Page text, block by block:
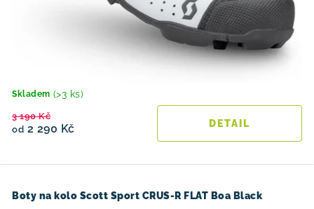
Skladem (>3 ks)
od 2 290 Kč
3 190 Kč
Boty na kolo Scott Sport CRUS-R FLAT Boa Black